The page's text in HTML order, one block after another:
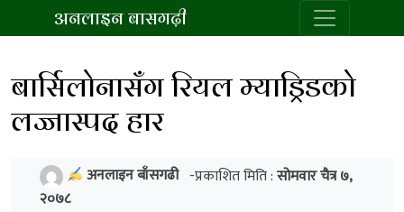
अनलाइन बासगढ़ी
बार्सिलोनासँग रियल म्याड्रिडको
लज्जास्पद हार
अनलाइन बाँसगढी -प्रकाशित मिति :सोमवार चैत्र ७,
२०७८